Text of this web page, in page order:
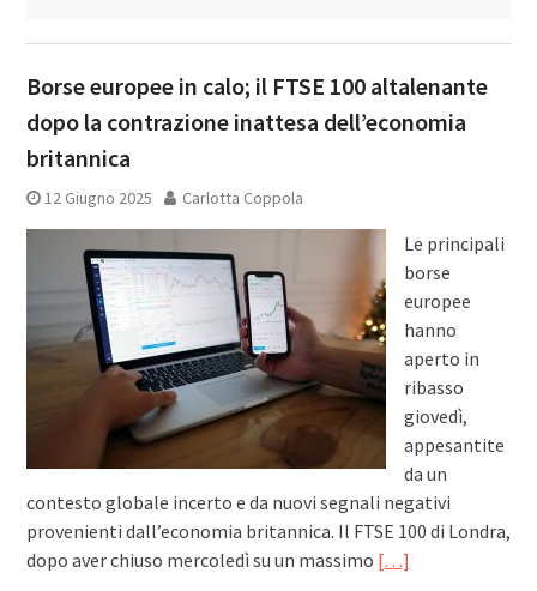
Borse europee in calo; il FTSE 100 altalenante
dopo la contrazione inattesa dell’economia
britannica
12 Giugno 2025 Carlotta Coppola
Le principali
borse
europee
hanno
aperto in
ribasso
giovedì,
appesantite
da un
contesto globale incerto e da nuovi segnali negativi
provenienti dall’economia britannica. Il FTSE 100 di Londra,
dopo aver chiuso mercoledì su un massimo […]